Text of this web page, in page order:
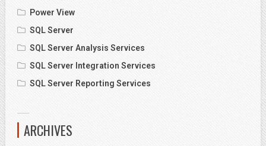
Power View
SQL Server
SQL Server Analysis Services
SQL Server Integration Services
SQL Server Reporting Services
ARCHIVES